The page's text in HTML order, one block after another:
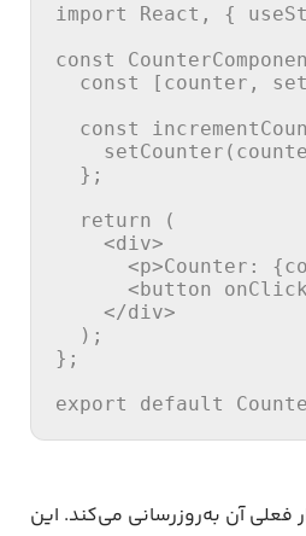
import React , {
const
const [counter,
const
setCounter
  };
return (
<div>
<p>Counter:
<button onClick
</div>
  );
};
export
default
فعلی آن به‌روزرسانی می‌کند. این